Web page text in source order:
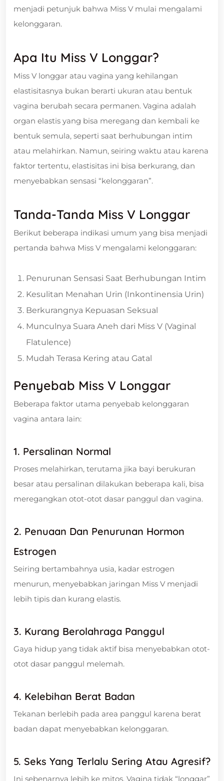
menjadi petunjuk bahwa Miss V mulai mengalami
kelonggaran.
Apa Itu Miss V Longgar?
Miss V longgar atau vagina yang kehilangan
elastisitasnya bukan berarti ukuran atau bentuk
vagina berubah secara permanen. Vagina adalah
organ elastis yang bisa meregang dan kembali ke
bentuk semula, seperti saat berhubungan intim
atau melahirkan. Namun, seiring waktu atau karena
faktor tertentu, elastisitas ini bisa berkurang, dan
menyebabkan sensasi “kelonggaran”.
Tanda-Tanda Miss V Longgar
Berikut beberapa indikasi umum yang bisa menjadi
pertanda bahwa Miss V mengalami kelonggaran:
Penurunan Sensasi Saat Berhubungan Intim
Kesulitan Menahan Urin (Inkontinensia Urin)
Berkurangnya Kepuasan Seksual
Munculnya Suara Aneh dari Miss V (Vaginal
Flatulence)
Mudah Terasa Kering atau Gatal
Penyebab Miss V Longgar
Beberapa faktor utama penyebab kelonggaran
vagina antara lain:
1. Persalinan Normal
Proses melahirkan, terutama jika bayi berukuran
besar atau persalinan dilakukan beberapa kali, bisa
meregangkan otot-otot dasar panggul dan vagina.
2. Penuaan Dan Penurunan Hormon
Estrogen
Seiring bertambahnya usia, kadar estrogen
menurun, menyebabkan jaringan Miss V menjadi
lebih tipis dan kurang elastis.
3. Kurang Berolahraga Panggul
Gaya hidup yang tidak aktif bisa menyebabkan otot-
otot dasar panggul melemah.
4. Kelebihan Berat Badan
Tekanan berlebih pada area panggul karena berat
badan dapat menyebabkan kelonggaran.
5. Seks Yang Terlalu Sering Atau Agresif?
Ini sebenarnya lebih ke mitos. Vagina tidak “longgar”